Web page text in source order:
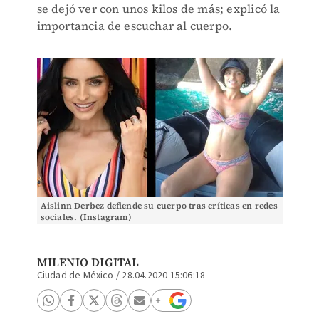
se dejó ver con unos kilos de más; explicó la
importancia de escuchar al cuerpo.
Aislinn Derbez defiende su cuerpo tras críticas en redes
sociales. (Instagram)
MILENIO DIGITAL
Ciudad de México / 28.04.2020 15:06:18